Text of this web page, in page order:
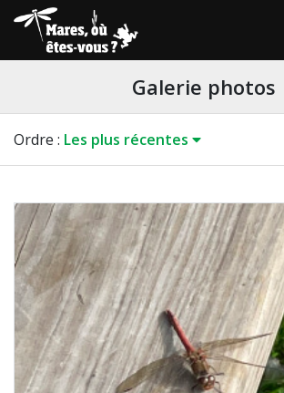
Galerie photos
Ordre : Les plus récentes